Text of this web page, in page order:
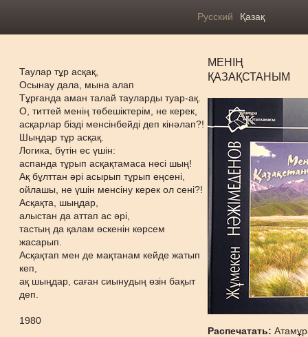
Русский Қазақ
Таулар тұр асқақ,
Осынау дала, мына алап
Тұрғанда аман талай тауларды туар-ақ.
О, титтей менің төбешіктерім, не керек,
асқарлар бізді менсінбейді деп кінәлап?!
Шыңдар тұр асқақ.
Логика, бүтін ес үшін:
аспанда тұрып асқақтамаса несі шың!
Ақ бұлттан әрі асырып тұрып еңсені,
ойлашы, не үшін менсіну керек ол сені?!
Асқақта, шыңдар,
алыстан да аттап ас әрі,
тастың да қалам өскенін көрсем
жасарып.
Асқақтап мен де мақтанам кейде жатып
кеп,
ақ шыңдар, саған сиынудың өзін бақыт
деп.
1980
МЕНІҢ
ҚАЗАҚСТАНЫМ
Распечатать: